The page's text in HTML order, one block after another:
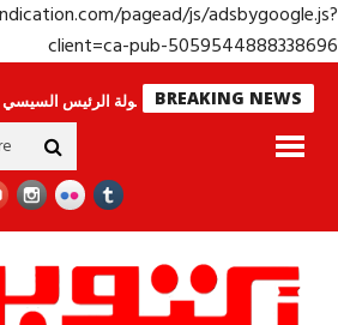
pagead/js/
client=ca-pub-
BREAKING NEWS
لا ينامون جولة الرئيس السيسي